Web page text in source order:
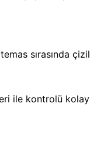
sırasında
ile kontrolü